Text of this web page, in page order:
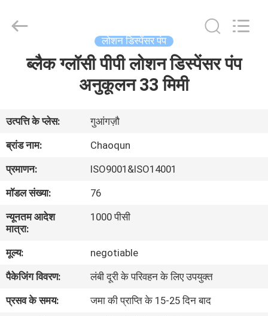
हमारे
बारे
कारखाना
गुणवत्ता
नियंत्रण
Industry
Reserved.
लोशन डिस्पेंसर पंप
ब्लैक ग्लॉसी पीपी लोशन डिस्पेंसर पंप
अनुकूलन 33 मिमी
उत्पत्ति के प्लेस:
गुआंगज़ौ
ब्रांड नाम:
Chaoqun
प्रमाणन:
ISO9001&ISO14001
मॉडल संख्या:
76
न्यूनतम आदेश
मात्रा:
1000 पीसी
मूल्य:
negotiable
पैकेजिंग विवरण:
लंबी दूरी के परिवहन के लिए उपयुक्त
प्रसव के समय:
जमा की प्राप्ति के 15-25 दिन बाद